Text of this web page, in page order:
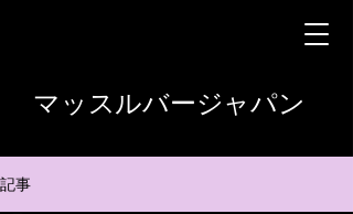
マッスルバージャパン
記事